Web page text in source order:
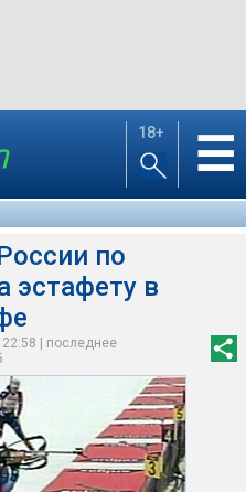
18+ ☰
по
эстафету в
22:58 | последнее